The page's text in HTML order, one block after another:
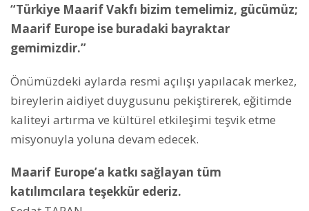
“Türkiye Maarif Vakfı bizim temelimiz, gücümüz;
Maarif Europe ise buradaki bayraktar
gemimizdir.”
Önümüzdeki aylarda resmi açılışı yapılacak merkez,
bireylerin aidiyet duygusunu pekiştirerek, eğitimde
kaliteyi artırma ve kültürel etkileşimi teşvik etme
misyonuyla yoluna devam edecek.
Maarif Europe’a katkı sağlayan tüm
katılımcılara teşekkür ederiz.